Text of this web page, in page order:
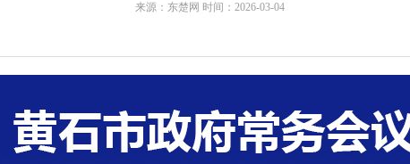
来源：东楚网 时间：2026-03-04